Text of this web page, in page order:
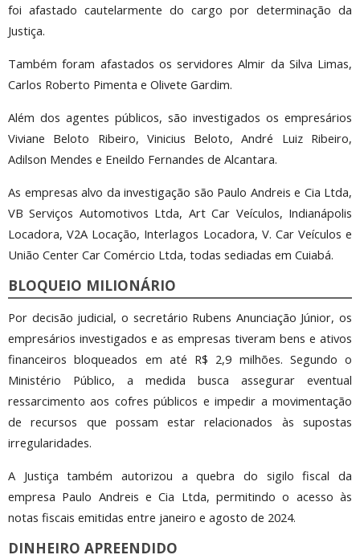
foi afastado cautelarmente do cargo por determinação da
Justiça.
Também foram afastados os servidores Almir da Silva Limas,
Carlos Roberto Pimenta e Olivete Gardim.
Além dos agentes públicos, são investigados os empresários
Viviane Beloto Ribeiro, Vinicius Beloto, André Luiz Ribeiro,
Adilson Mendes e Eneildo Fernandes de Alcantara.
As empresas alvo da investigação são Paulo Andreis e Cia Ltda,
VB Serviços Automotivos Ltda, Art Car Veículos, Indianápolis
Locadora, V2A Locação, Interlagos Locadora, V. Car Veículos e
União Center Car Comércio Ltda, todas sediadas em Cuiabá.
BLOQUEIO MILIONÁRIO
Por decisão judicial, o secretário Rubens Anunciação Júnior, os
empresários investigados e as empresas tiveram bens e ativos
financeiros bloqueados em até R$ 2,9 milhões. Segundo o
Ministério Público, a medida busca assegurar eventual
ressarcimento aos cofres públicos e impedir a movimentação
de recursos que possam estar relacionados às supostas
irregularidades.
A Justiça também autorizou a quebra do sigilo fiscal da
empresa Paulo Andreis e Cia Ltda, permitindo o acesso às
notas fiscais emitidas entre janeiro e agosto de 2024.
DINHEIRO APREENDIDO